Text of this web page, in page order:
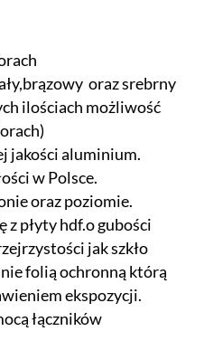
oraz srebrny
ilościach możliwość
jakości aluminium.
w Polsce.
oraz poziomie.
z płyty hdf.o gubości
jak szkło
folią ochronną którą
ekspozycji.
łączników